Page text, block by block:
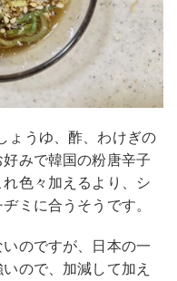
うゆ、酢、わけぎの
みで韓国の粉唐辛子
色々加えるより、シ
ミに合うそうです。
のですが、日本の一
ので、加減して加え